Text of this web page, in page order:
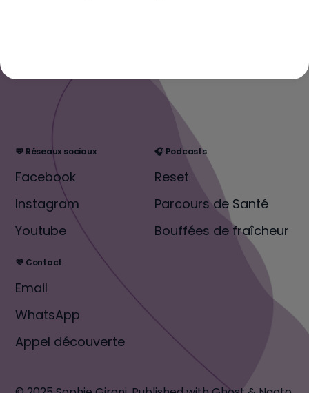
💬 Réseaux sociaux
Facebook
Instagram
Youtube
🎧 Podcasts
Reset
Parcours de Santé
Bouffées de fraîcheur
💜 Contact
Email
WhatsApp
Appel découverte